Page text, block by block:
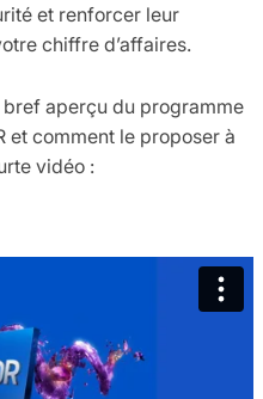
et renforcer leur
chiffre d’affaires.
bref aperçu du programme
et comment le proposer à
vidéo :